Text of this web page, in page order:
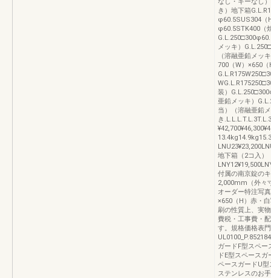
き）地下箱
φ60.5SUS304（
φ60.5STK400（
メッキ）
（溶融亜鉛メッ
700（W）×650
装）
亜鉛メッキ）
当）（溶融亜鉛
き
地下箱（2コ入）
付属の南京錠の
2,000mm（外々
オーダー特注写
×650（H）赤・
刷の性質上、実
費税・工事費・
す。規格価格表
ガードF型スペー
ドE型スペース
ペースガードU
ステンレスのお